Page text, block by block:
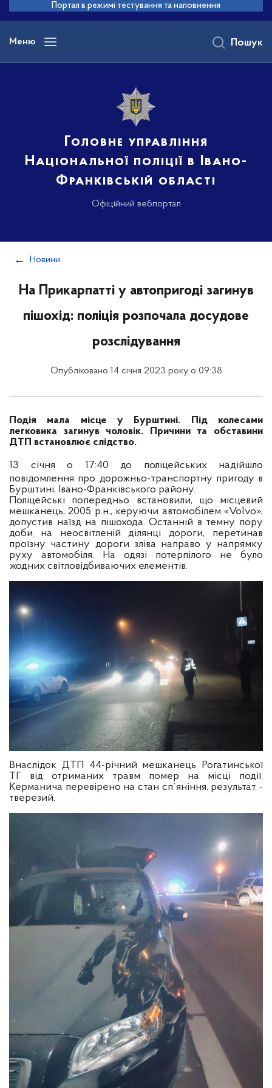
основного
вмісту
Портал в режимі тестування та наповнення
Меню
Головне управління
Національної поліції в Івано-
Франківській області
Офіційний вебпортал
Пошук
Новини
На Прикарпатті у автопригоді загинув
пішохід: поліція розпочала досудове
розслідування
Опубліковано 14 січня 2023 року о 09:38
Подія мала місце у Бурштині. Під колесами
легковика загинув чоловік. Причини та обставини
ДТП встановлює слідство.
13 січня о 17:40 до поліцейських надійшло
повідомлення про дорожньо-транспортну пригоду в
Бурштині, Івано-Франківського району.
Поліцейські попередньо встановили, що місцевий
мешканець, 2005 р.н., керуючи автомобілем «Volvo»,
допустив наїзд на пішохода. Останній в темну пору
доби на неосвітленій ділянці дороги, перетинав
проїзну частину дороги зліва направо у напрямку
руху автомобіля. На одязі потерпілого не було
жодних світловідбиваючих елементів.
Внаслідок ДТП 44-річний мешканець Рогатинської
ТГ від отриманих травм помер на місці події.
Керманича перевірено на стан сп`яніння, результат -
тверезий.